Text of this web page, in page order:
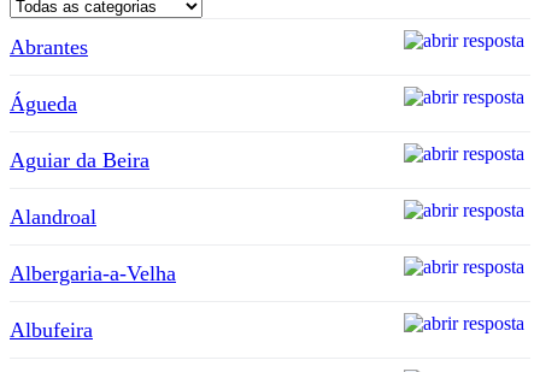
Abrantes
Águeda
Aguiar da Beira
Alandroal
Albergaria-a-Velha
Albufeira